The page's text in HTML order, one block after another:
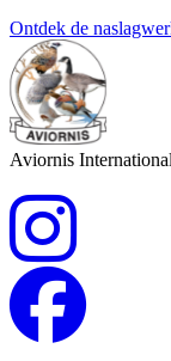
Ontdek de
Aviornis